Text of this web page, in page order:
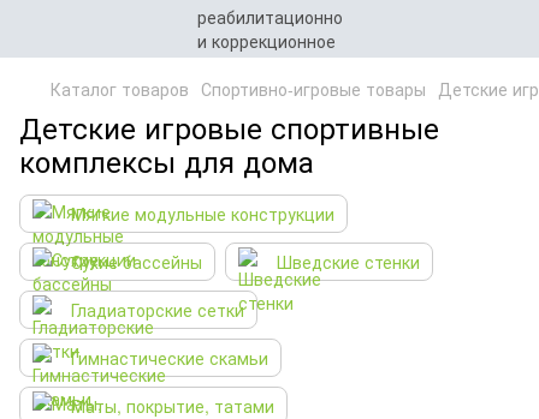
Каталог товаров Спортивно-игровые товары Детские
Детские игровые спортивные
комплексы для дома
Мягкие модульные конструкции
Сухие бассейны
Шведские стенки
Гладиаторские сетки
Гимнастические скамьи
Маты, покрытие, татами